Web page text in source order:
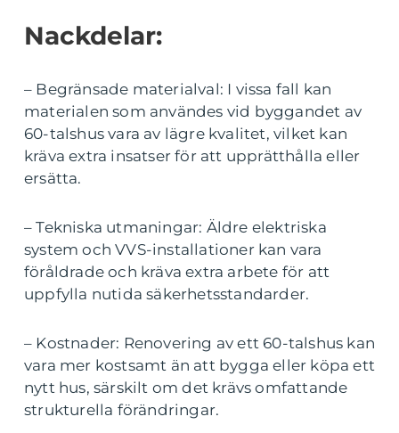
Nackdelar:
– Begränsade materialval: I vissa fall kan
materialen som användes vid byggandet av
60-talshus vara av lägre kvalitet, vilket kan
kräva extra insatser för att upprätthålla eller
ersätta.
– Tekniska utmaningar: Äldre elektriska
system och VVS-installationer kan vara
föråldrade och kräva extra arbete för att
uppfylla nutida säkerhetsstandarder.
– Kostnader: Renovering av ett 60-talshus kan
vara mer kostsamt än att bygga eller köpa ett
nytt hus, särskilt om det krävs omfattande
strukturella förändringar.